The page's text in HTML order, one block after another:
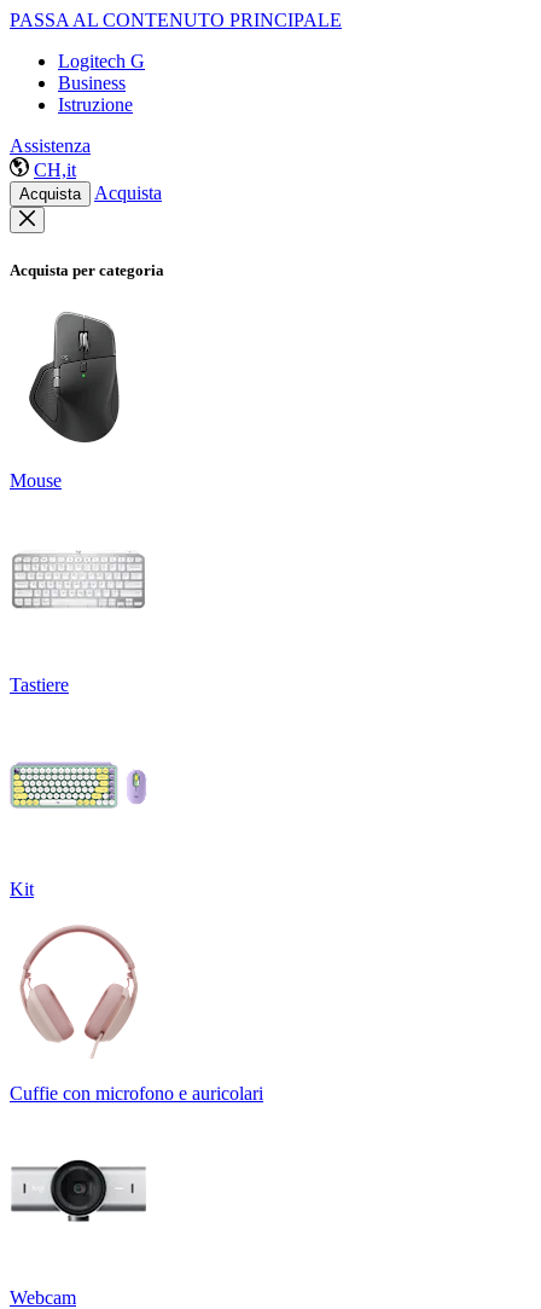
PASSA AL CONTENUTO PRINCIPALE
Logitech G
Business
Istruzione
Assistenza
CH,it
Acquista Acquista
Acquista per categoria
Mouse
Tastiere
Kit
Cuffie con microfono e auricolari
Webcam